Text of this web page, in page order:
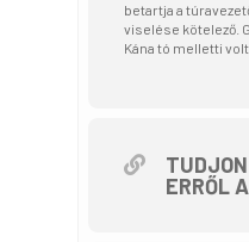
betartja a
viselése kötelező.
Kána tó melletti volt
ERRŐL